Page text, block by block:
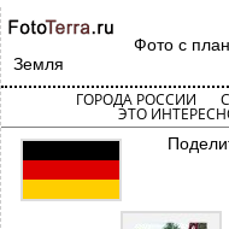
Фото с
Земля
ГОРОДА РОССИИ
ЭТО